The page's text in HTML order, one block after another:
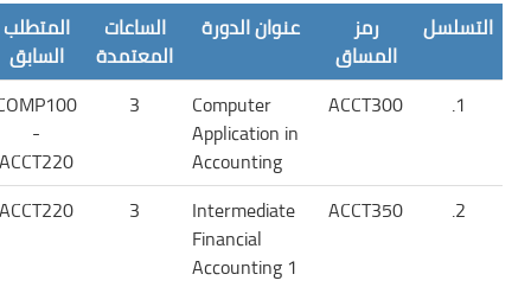
التسلسل
رمز
المساق
عنوان الدورة
الساعات
المعتمدة
المتطلب
السابق
1.
ACCT300
Computer
Application in
Accounting
3
-
ACCT220
2.
ACCT350
Intermediate
Financial
Accounting 1
3
ACCT220